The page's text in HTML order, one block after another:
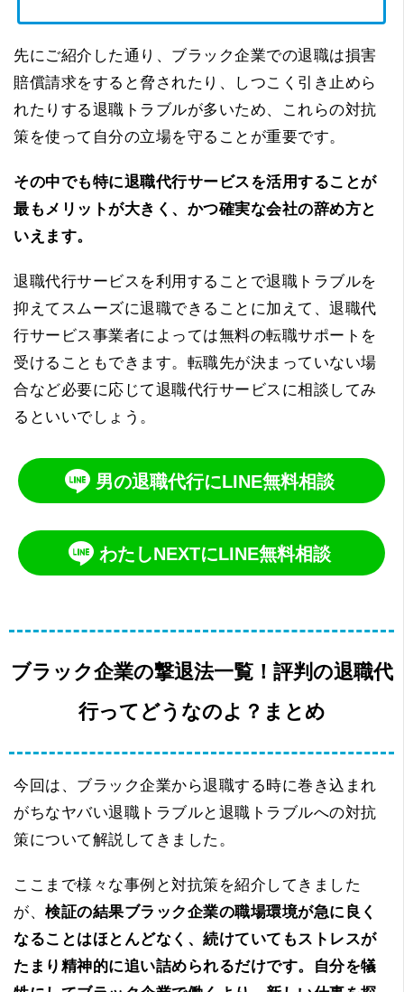
先にご紹介した通り、ブラック企業での退職は損害
賠償請求をすると脅されたり、しつこく引き止めら
れたりする退職トラブルが多いため、これらの対抗
策を使って自分の立場を守ることが重要です。
その中でも特に退職代行サービスを活用することが
最もメリットが大きく、かつ確実な会社の辞め方と
いえます。
退職代行サービスを利用することで退職トラブルを
抑えてスムーズに退職できることに加えて、退職代
行サービス事業者によっては無料の転職サポートを
受けることもできます。転職先が決まっていない場
合など必要に応じて退職代行サービスに相談してみ
るといいでしょう。
男の退職代行にLINE無料相談
わたしNEXTにLINE無料相談
ブラック企業の撃退法一覧！評判の退職代
行ってどうなのよ？まとめ
今回は、ブラック企業から退職する時に巻き込まれ
がちなヤバい退職トラブルと退職トラブルへの対抗
策について解説してきました。
ここまで様々な事例と対抗策を紹介してきました
が、 検証の結果ブラック企業の職場環境が急に良く
なることはほとんどなく、続けていてもストレスが
たまり精神的に追い詰められるだけです。自分を犠